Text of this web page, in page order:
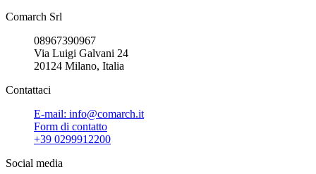
Comarch Srl
08967390967
Via Luigi Galvani 24
20124 Milano, Italia
Contattaci
E-mail: info@comarch.it
Form di contatto
+39 0299912200
Social media